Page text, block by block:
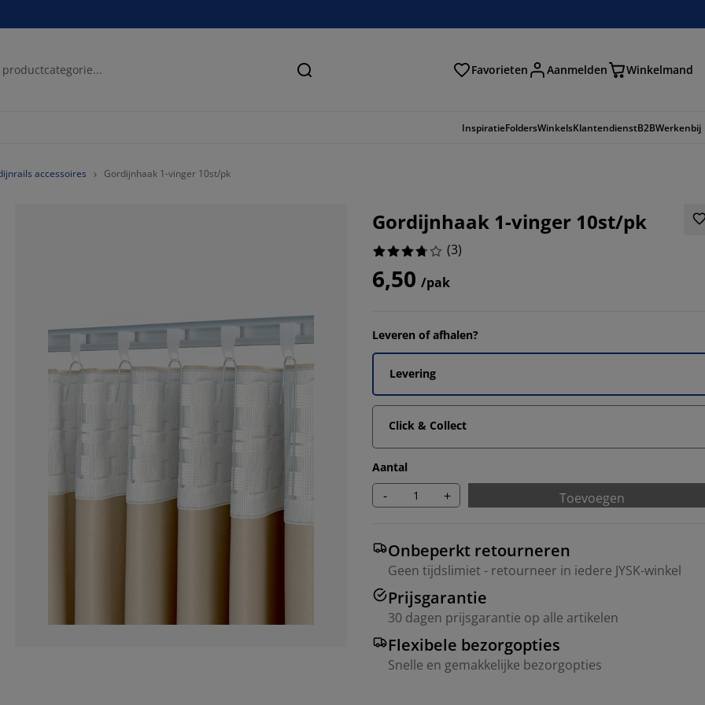
Zoeken Favorieten Aanmelden Winkelmand
InspiratieFoldersWinkelsKlantendienstB2BWerkenbij
accessoires Gordijnhaak 1-vinger 10st/pk
Gordijnhaak 1-vinger 10st/pk
(3)
6,50 /pak
Leveren of afhalen?
Levering
Click & Collect
Aantal
- + Toevoegen
Onbeperkt retourneren
Geen tijdslimiet - retourneer in iedere JYSK-winkel
Prijsgarantie
30 dagen prijsgarantie op alle artikelen
Flexibele bezorgopties
Snelle en gemakkelijke bezorgopties
33.33333333333333%
33.33333333333333%